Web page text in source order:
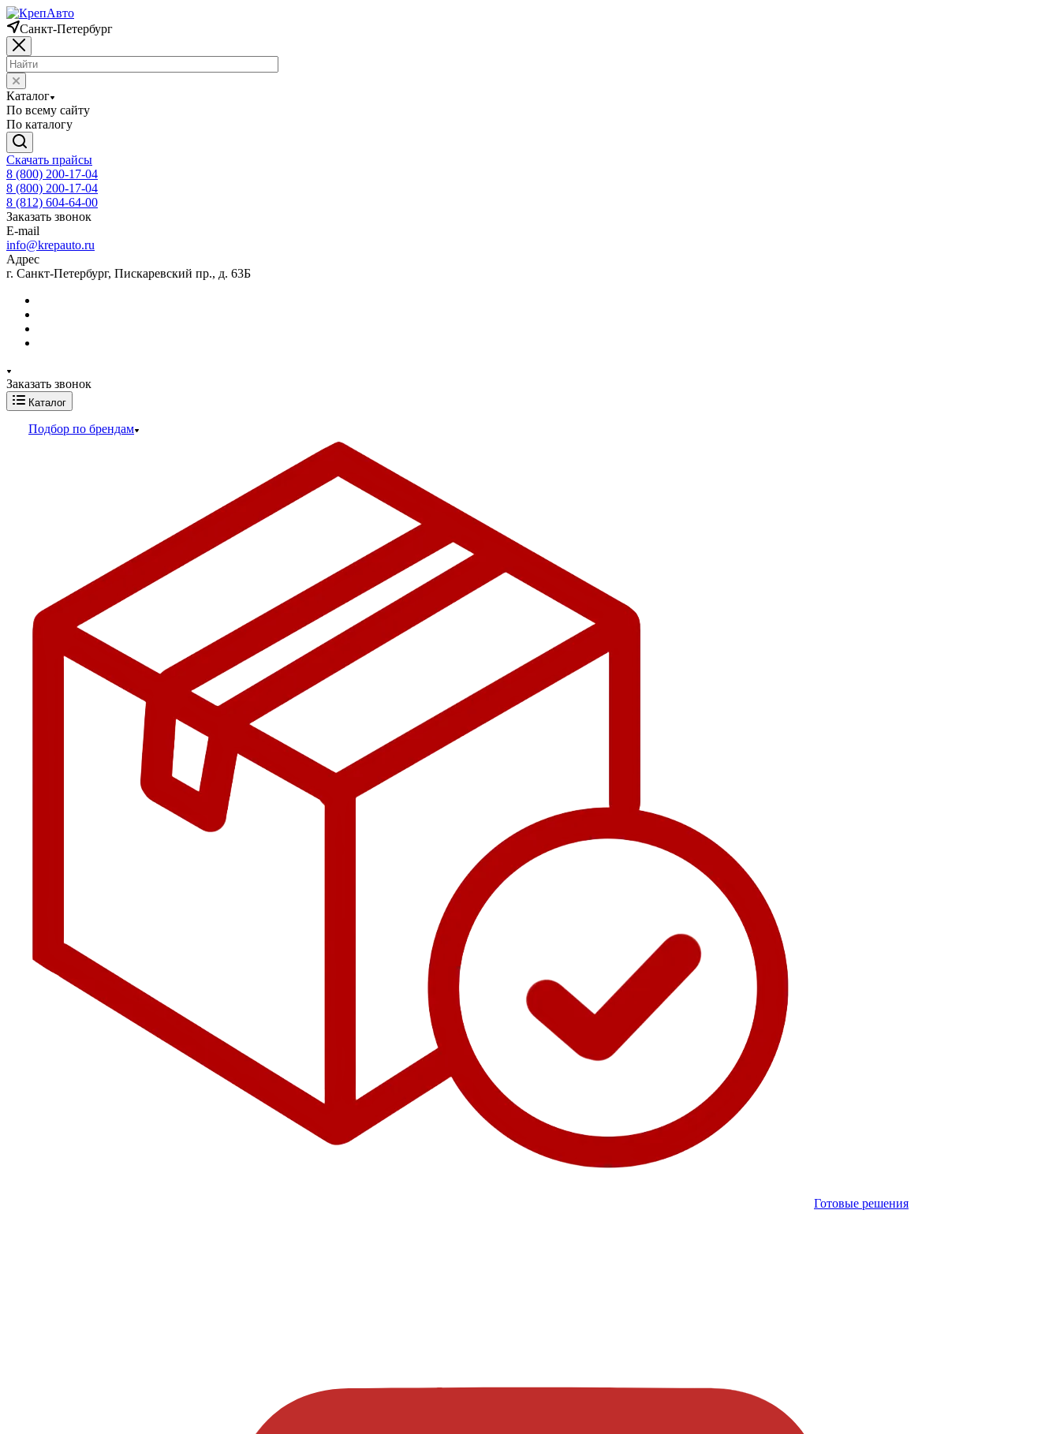
Санкт-Петербург
Каталог
По всему сайту
По каталогу
Скачать прайсы
8 (800) 200-17-04
8 (800) 200-17-04
8 (812) 604-64-00
Заказать звонок
E-mail
info@krepauto.ru
Адрес
г. Санкт-Петербург, Пискаревский пр., д. 63Б
Заказать звонок
Каталог
Подбор по брендам
Готовые решения